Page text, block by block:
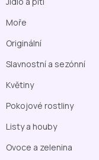
Moře
Originální
Slavnostní a sezónní
Květiny
Pokojové rostliny
Listy a houby
Ovoce a zelenina